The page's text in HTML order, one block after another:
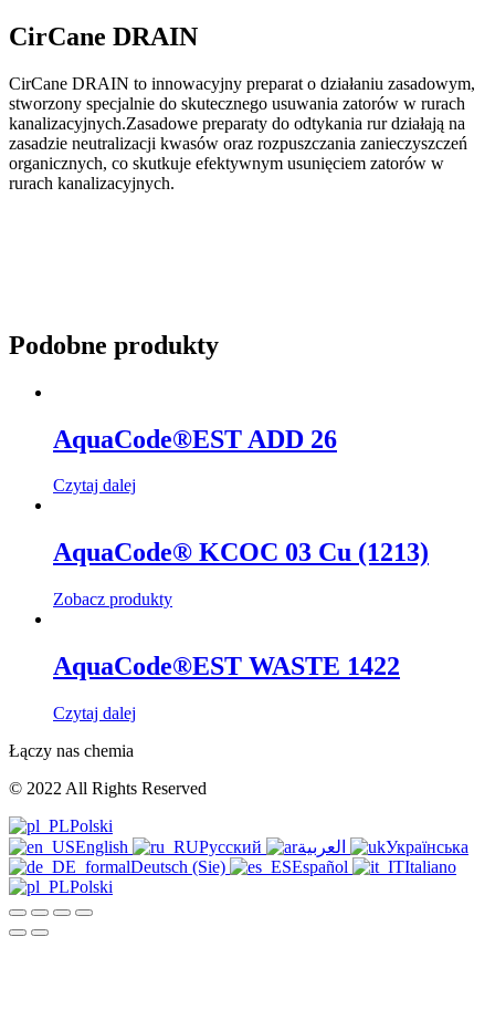
CirCane DRAIN
CirCane DRAIN to innowacyjny preparat o działaniu zasadowym,
stworzony specjalnie do skutecznego usuwania zatorów w rurach
kanalizacyjnych.Zasadowe preparaty do odtykania rur działają na
zasadzie neutralizacji kwasów oraz rozpuszczania zanieczyszczeń
organicznych, co skutkuje efektywnym usunięciem zatorów w
rurach kanalizacyjnych.
Podobne produkty
AquaCode®EST ADD 26
Czytaj dalej
AquaCode® KCOC 03 Cu (1213)
Zobacz produkty
AquaCode®EST WASTE 1422
Czytaj dalej
Łączy nas chemia
© 2022 All Rights Reserved
Polski
English
Русский
Українська
Deutsch (Sie)
Español
Italiano
Polski